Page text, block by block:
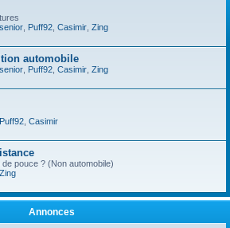
senior Puff92 Casimir Zing
automobile
senior Puff92 Casimir Zing
Puff92 Casimir
pouce ? (Non automobile)
Zing
Annonces